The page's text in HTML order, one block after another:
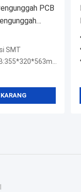
PCB
Majelis
SMT
(gratis)